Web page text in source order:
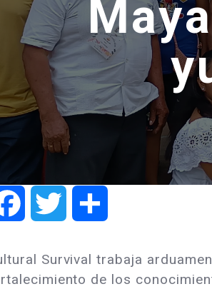
FacebookTwitter
Survival trabaja
de los